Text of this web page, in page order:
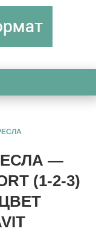
—
(1-2-3)